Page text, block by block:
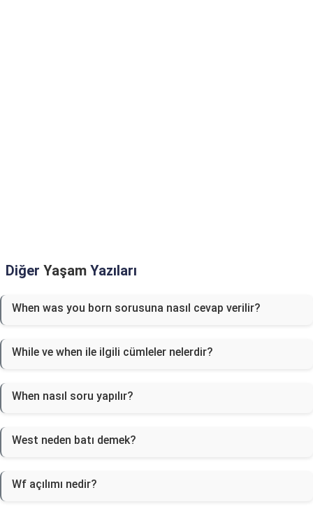
Diğer Yaşam Yazıları
When was you born sorusuna nasıl cevap verilir?
While ve when ile ilgili cümleler nelerdir?
When nasıl soru yapılır?
West neden batı demek?
Wf açılımı nedir?